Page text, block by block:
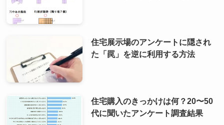
住宅展示場のアンケートに隠され
た「罠」を逆に利用する方法
住宅購入のきっかけは何？20〜50
代に聞いたアンケート調査結果